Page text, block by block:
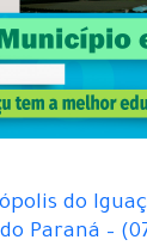
do
Paraná –